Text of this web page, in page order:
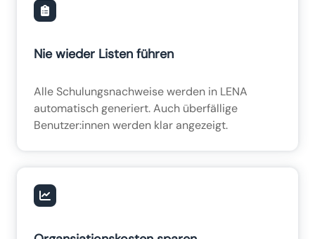
Nie wieder Listen führen
Alle Schulungsnachweise werden in LENA
automatisch generiert. Auch überfällige
Benutzer:innen werden klar angezeigt.